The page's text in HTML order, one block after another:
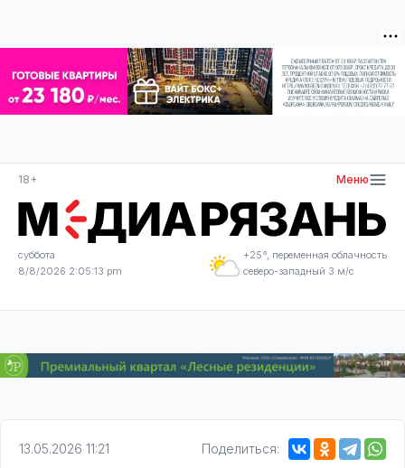
18+ Меню
суббота
8/8/2026 2:05:13 pm
+25°, переменная облачность
северо-западный 3 м/с
13.05.2026 11:21 Поделиться: